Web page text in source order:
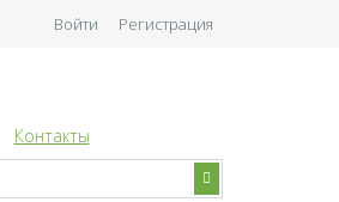
Войти Регистрация
Контакты